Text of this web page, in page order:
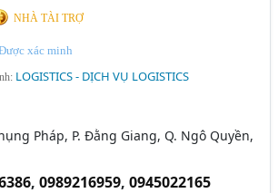
NHÀ TÀI TRỢ
xác minh
LOGISTICS - DỊCH VỤ LOGISTICS
Pháp, P. Đằng Giang, Q. Ngô Quyền,
,0989216959,0945022165